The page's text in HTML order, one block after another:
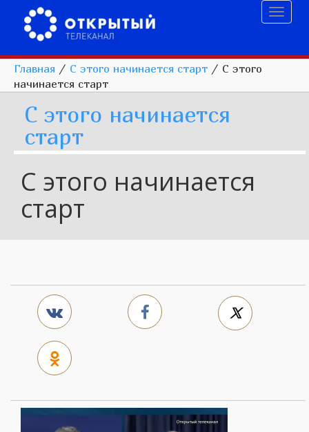
Главная / С этого начинается старт / С этого
начинается старт
С этого начинается
старт
С этого начинается
старт